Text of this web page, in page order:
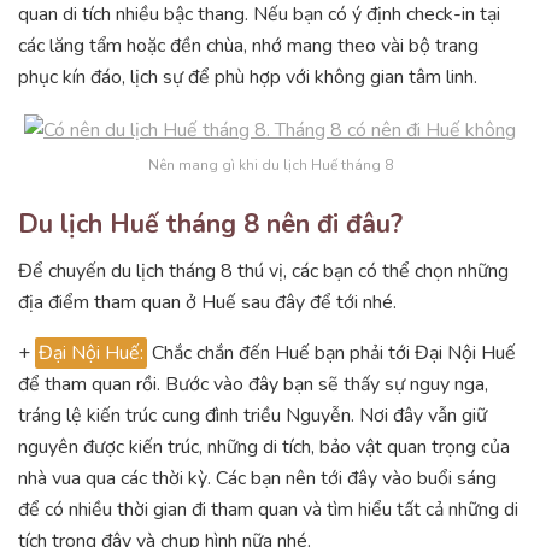
quan di tích nhiều bậc thang. Nếu bạn có ý định check-in tại
các lăng tẩm hoặc đền chùa, nhớ mang theo vài bộ trang
phục kín đáo, lịch sự để phù hợp với không gian tâm linh.
Nên mang gì khi du lịch Huế tháng 8
Du lịch Huế tháng 8 nên đi đâu?
Để chuyến du lịch tháng 8 thú vị, các bạn có thể chọn những
địa điểm tham quan ở Huế sau đây để tới nhé.
+ Đại Nội Huế: Chắc chắn đến Huế bạn phải tới Đại Nội Huế
để tham quan rồi. Bước vào đây bạn sẽ thấy sự nguy nga,
tráng lệ kiến trúc cung đình triều Nguyễn. Nơi đây vẫn giữ
nguyên được kiến trúc, những di tích, bảo vật quan trọng của
nhà vua qua các thời kỳ. Các bạn nên tới đây vào buổi sáng
để có nhiều thời gian đi tham quan và tìm hiểu tất cả những di
tích trong đây và chụp hình nữa nhé.